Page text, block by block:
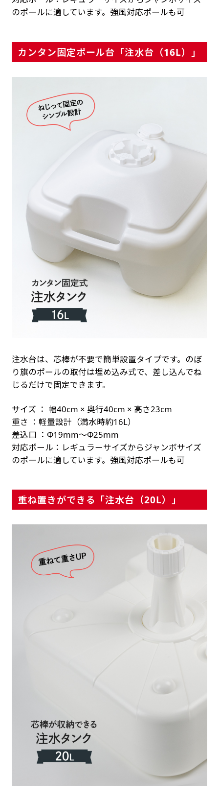
のポールに適しています。強風対応ポールも可
カンタン固定ポール台「注水台（16L）」
注水台は、芯棒が不要で簡単設置タイプです。のぼ
り旗のポールの取付は埋め込み式で、差し込んでね
じるだけで固定できます。
サイズ ： 幅40cm × 奥行40cm × 高さ23cm
重さ ：軽量設計（満水時約16L）
差込口 ：Φ19mm～Φ25mm
対応ポール：レギュラーサイズからジャンボサイズ
のポールに適しています。強風対応ポールも可
重ね置きができる「注水台（20L）」